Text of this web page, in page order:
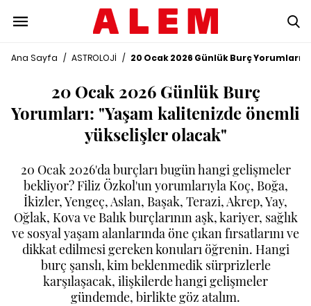
Ana Sayfa / ASTROLOJİ / 20 Ocak 2026 Günlük Burç
20 Ocak 2026 Günlük Burç
Yorumları: "Yaşam kalitenizde önemli
yükselişler olacak"
20 Ocak 2026'da burçları bugün hangi gelişmeler
bekliyor? Filiz Özkol'un yorumlarıyla Koç, Boğa,
İkizler, Yengeç, Aslan, Başak, Terazi, Akrep, Yay,
Oğlak, Kova ve Balık burçlarının aşk, kariyer, sağlık
ve sosyal yaşam alanlarında öne çıkan fırsatlarını ve
dikkat edilmesi gereken konuları öğrenin. Hangi
burç şanslı, kim beklenmedik sürprizlerle
karşılaşacak, ilişkilerde hangi gelişmeler
gündemde, birlikte göz atalım.